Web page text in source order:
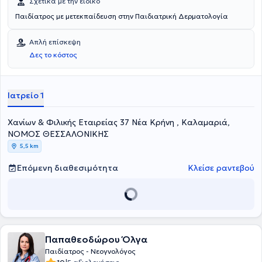
Παιδίατρος με μετεκπαίδευση στην Παιδιατρική Δερματολογία
Απλή επίσκεψη
Δες το κόστος
Ιατρείο 1
Χανίων & Φιλικής Εταιρείας 37 Νέα Κρήνη , Καλαμαριά,
ΝΟΜΟΣ ΘΕΣΣΑΛΟΝΙΚΗΣ
5,5 km
Επόμενη διαθεσιμότητα Κλείσε ραντεβού
Παπαθεοδώρου Όλγα
Παιδίατρος - Νεογνολόγος